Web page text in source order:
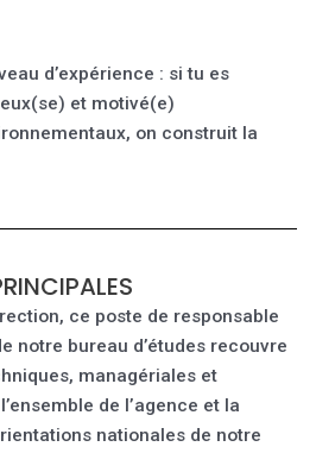
d’expérience : si tu es
et motivé(e)
on construit la
ce poste de responsable
notre bureau d’études recouvre
managériales et
de l’agence et la
nationales de notre